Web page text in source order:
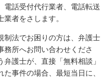
電話受付代行業者、電話転送
者をさします。
制法でお困りの方は、弁護士
所へお問い合わせくださ
護士が、直接「無料相談」
事件の場合、最短当日に、